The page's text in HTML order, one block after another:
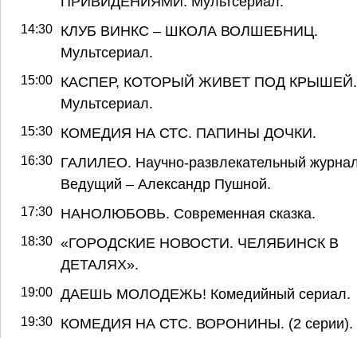
14:30
КЛУБ ВИНКС – ШКОЛА ВОЛШЕБНИЦ.
Мультсериал.
15:00
КАСПЕР, КОТОРЫЙ ЖИВЕТ ПОД КРЫШЕЙ.
Мультсериал.
15:30 КОМЕДИЯ НА СТС. ПАПИНЫ ДОЧКИ.
16:30
ГАЛИЛЕО. Научно-развлекательный
Ведущий – Александр Пушной.
17:30 НАНОЛЮБОВЬ. Современная сказка.
18:30 «ГОРОДСКИЕ НОВОСТИ. ЧЕЛЯБИНСК В
ДЕТАЛЯХ».
19:00 ДАЕШЬ МОЛОДЕЖЬ! Комедийный сериал.
19:30 КОМЕДИЯ НА СТС. ВОРОНИНЫ. (2 серии).